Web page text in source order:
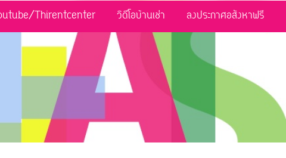
Thirentcenter วิดีโอบ้านเช่า ลงประกาศอสังหาฟรี